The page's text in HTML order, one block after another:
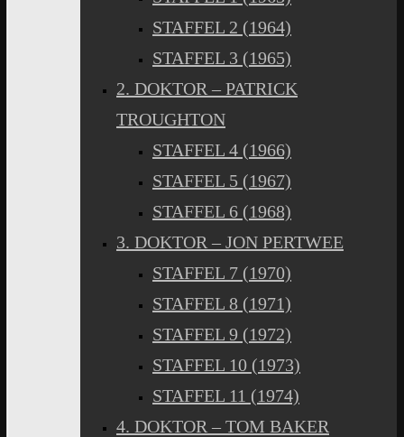
STAFFEL 2 (1964)
STAFFEL 3 (1965)
2. DOKTOR – PATRICK
TROUGHTON
STAFFEL 4 (1966)
STAFFEL 5 (1967)
STAFFEL 6 (1968)
3. DOKTOR – JON PERTWEE
STAFFEL 7 (1970)
STAFFEL 8 (1971)
STAFFEL 9 (1972)
STAFFEL 10 (1973)
STAFFEL 11 (1974)
4. DOKTOR – TOM BAKER